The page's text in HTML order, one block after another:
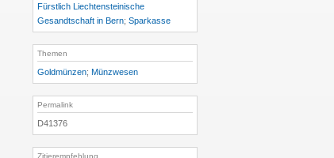
Fürstlich Liechtensteinische
Gesandtschaft in Bern; Sparkasse
Themen
Goldmünzen; Münzwesen
Permalink
D41376
Zitierempfehlung